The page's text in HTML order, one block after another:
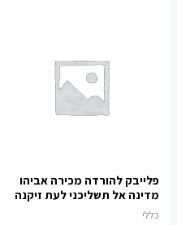
פלייבק להורדה מכירה אביהו
מדינה אל תשליכני לעת זיקנה
כללי